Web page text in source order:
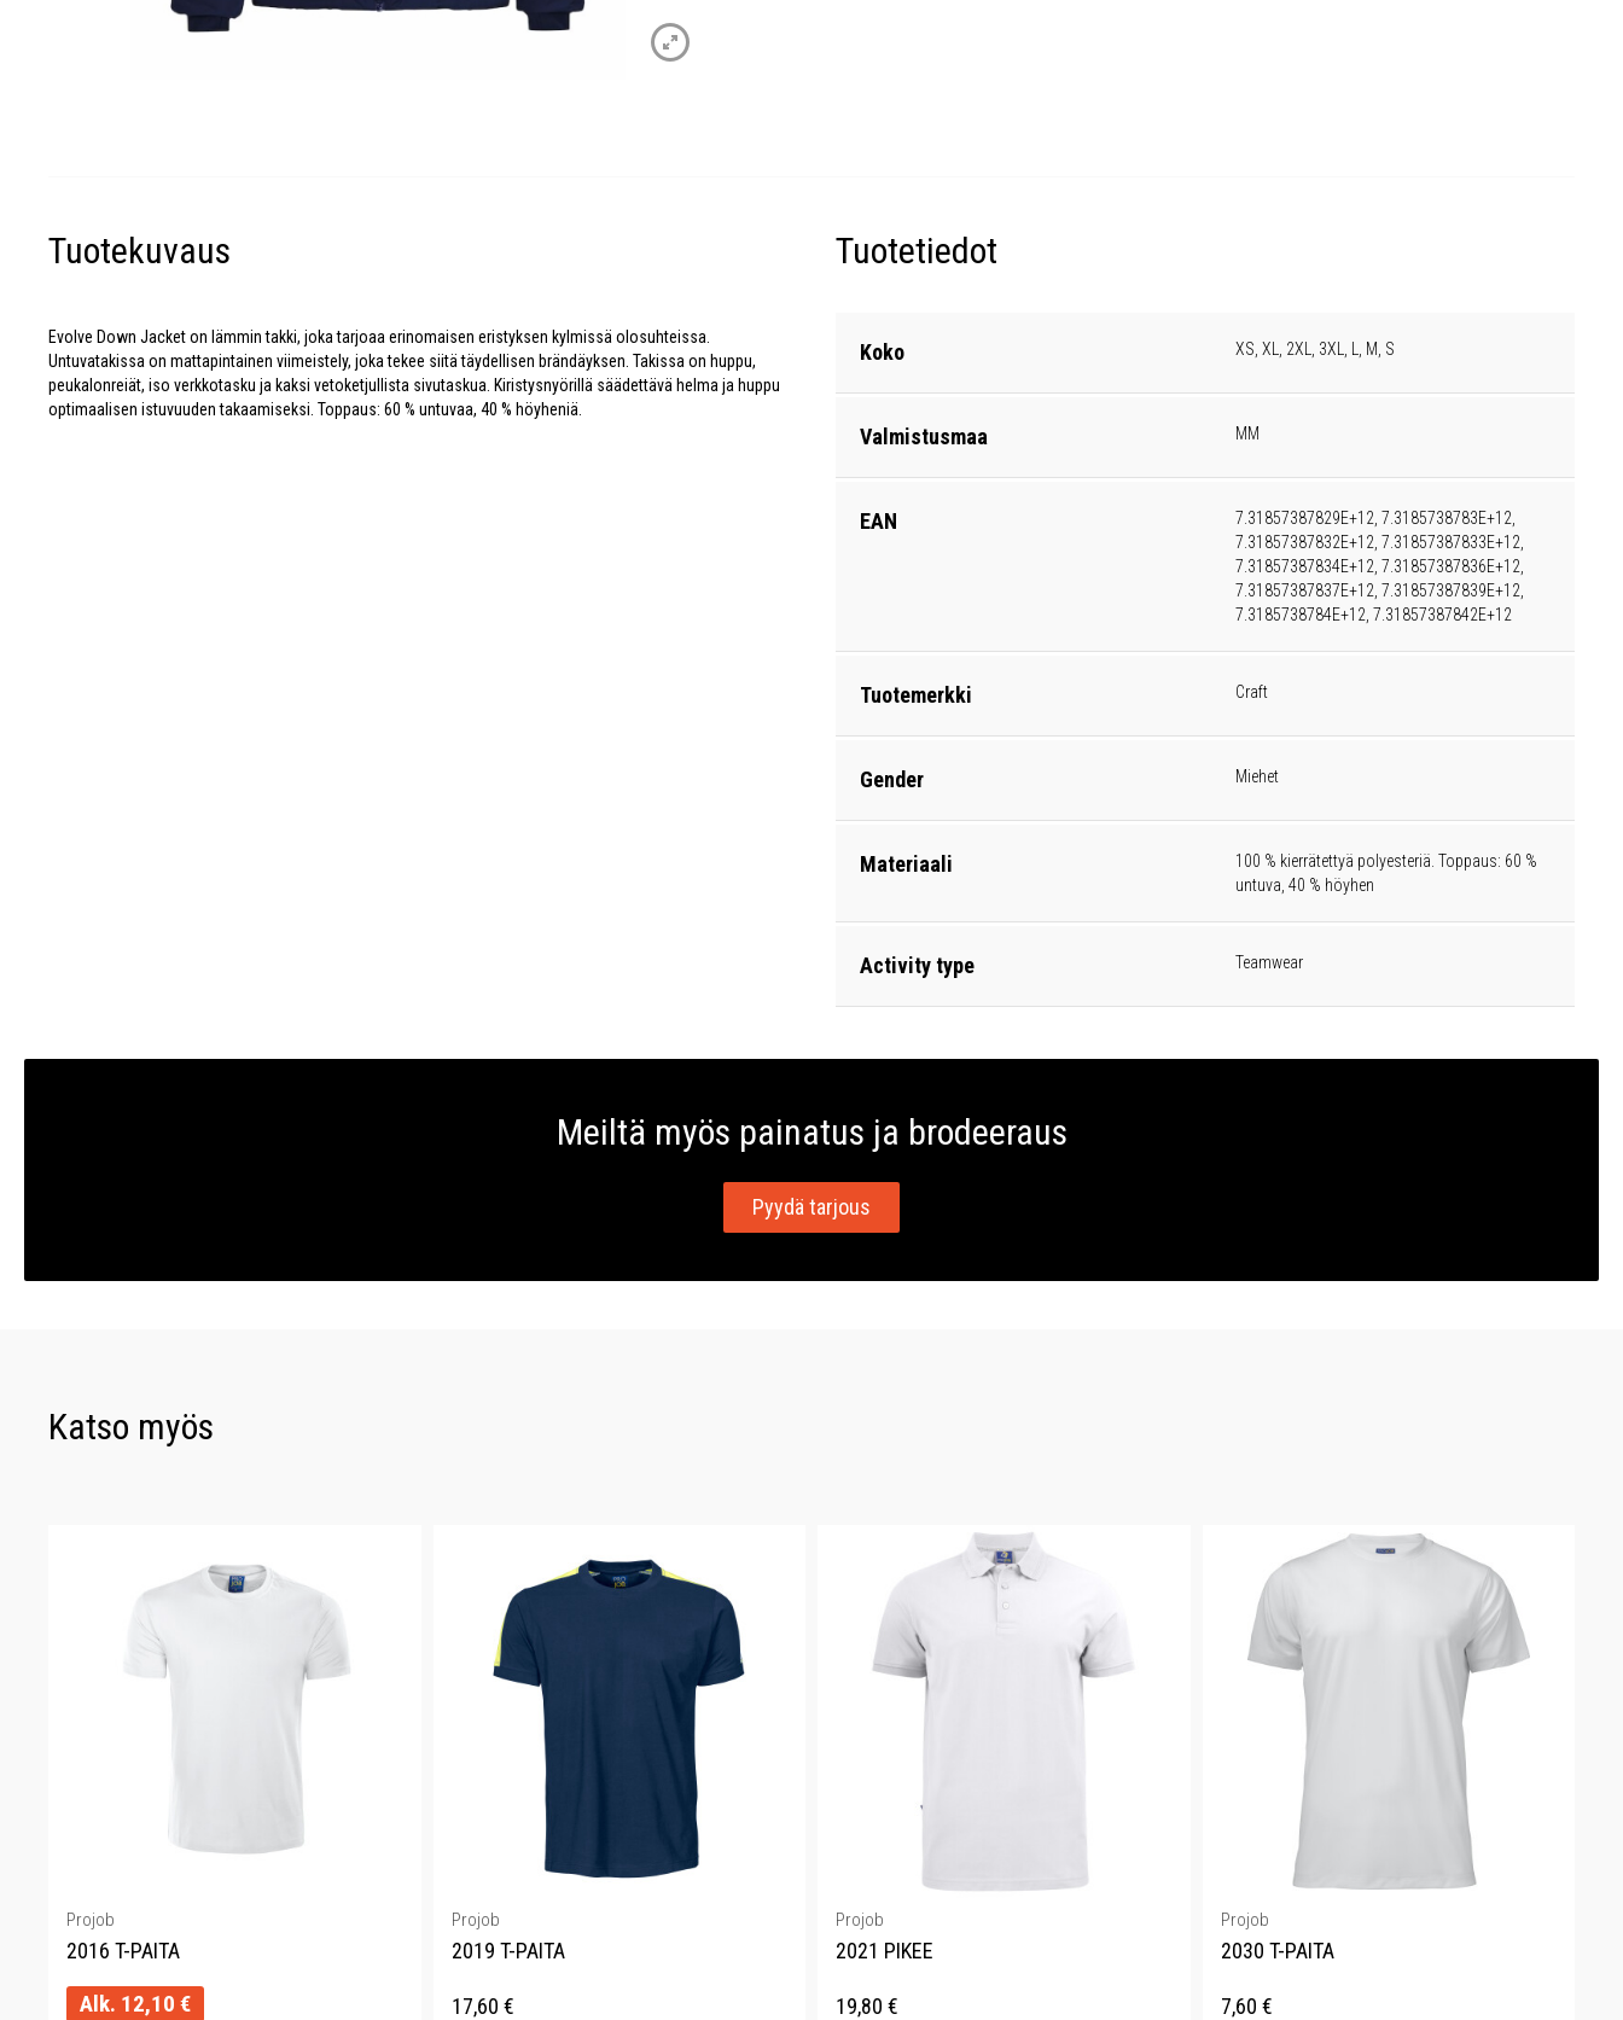
Tuotekuvaus
Evolve Down Jacket on lämmin takki, joka tarjoaa erinomaisen eristyksen kylmissä olosuhteissa.
Untuvatakissa on mattapintainen viimeistely, joka tekee siitä täydellisen brändäyksen. Takissa on huppu,
peukalonreiät, iso verkkotasku ja kaksi vetoketjullista sivutaskua. Kiristysnyörillä säädettävä helma ja huppu
optimaalisen istuvuuden takaamiseksi. Toppaus: 60 % untuvaa, 40 % höyheniä.
Tuotetiedot
Koko XS, XL, 2XL, 3XL, L, M, S
Valmistusmaa MM
EAN
7.31857387829E+12, 7.3185738783E+12,
7.31857387832E+12, 7.31857387833E+12,
7.31857387834E+12, 7.31857387836E+12,
7.31857387837E+12, 7.31857387839E+12,
7.3185738784E+12, 7.31857387842E+12
Tuotemerkki Craft
Gender Miehet
Materiaali
100 % kierrätettyä polyesteriä. Toppaus: 60 %
untuva, 40 % höyhen
Activity type Teamwear
Meiltä myös painatus ja brodeeraus
Pyydä tarjous
Katso myös
Projob
2016 T-PAITA
Alk. 12,10 €
Projob
2019 T-PAITA
17,60 €
Projob
2021 PIKEE
19,80 €
Projob
2030 T-PAITA
7,60 €